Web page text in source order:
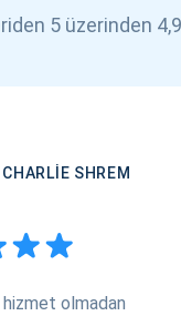
5 üzerinden 4,9
CHARLIE SHREM
olmadan